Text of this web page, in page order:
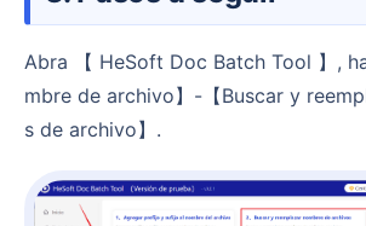
Abra 【 HeSoft Doc Batch Tool 】, haga clic en 【No
mbre de archivo】-【Buscar y
s de archivo】.